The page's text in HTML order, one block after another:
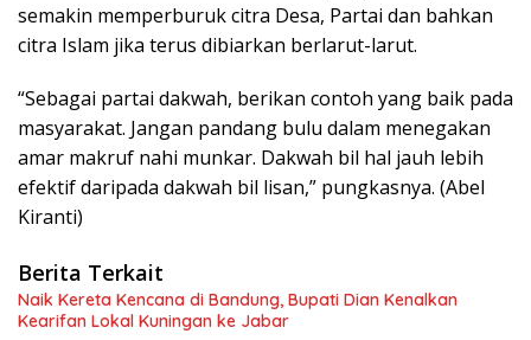
semakin memperburuk citra Desa, Partai dan bahkan
citra Islam jika terus dibiarkan berlarut-larut.
“Sebagai partai dakwah, berikan contoh yang baik pada
masyarakat. Jangan pandang bulu dalam menegakan
amar makruf nahi munkar. Dakwah bil hal jauh lebih
efektif daripada dakwah bil lisan,” pungkasnya. (Abel
Kiranti)
Berita Terkait
Naik Kereta Kencana di Bandung, Bupati Dian Kenalkan
Kearifan Lokal Kuningan ke Jabar